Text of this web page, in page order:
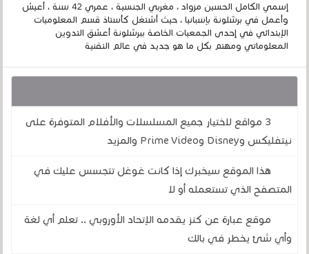
إسمي الكامل الحسين مزواد ، مغربي الجنسية ، عمري 42 سنة ، أعيش
وأعمل في برشلونة بإسبانيا ، حيث أشتغل كأستاذ قسم المعلوميات
الإبتدائي في إحدى الجمعيات الخاصة ببرشلونة أعشق التدوين
المعلوماتي ومهتم بكل ما هو جديد في عالم التقنية
3 مواقع لاختيار جميع المسلسلات والأفلام المتوفرة على
نيتفليكس وDisney وPrime Video والمزيد
هذا الموقع سيخبرك إذا كانت غوغل تتجسس عليك في
المتصفح الذي تستعمله أو لا
موقع عبارة عن كنز يقدمه الإتحاد الأوروبي .. تعلم أي لغة
وأي شئ يخطر في بالك